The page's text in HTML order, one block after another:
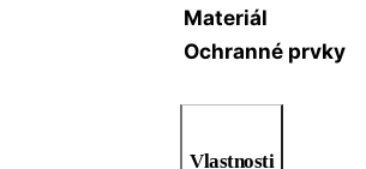
Materiál
Ochranné prvky
Vlastnosti